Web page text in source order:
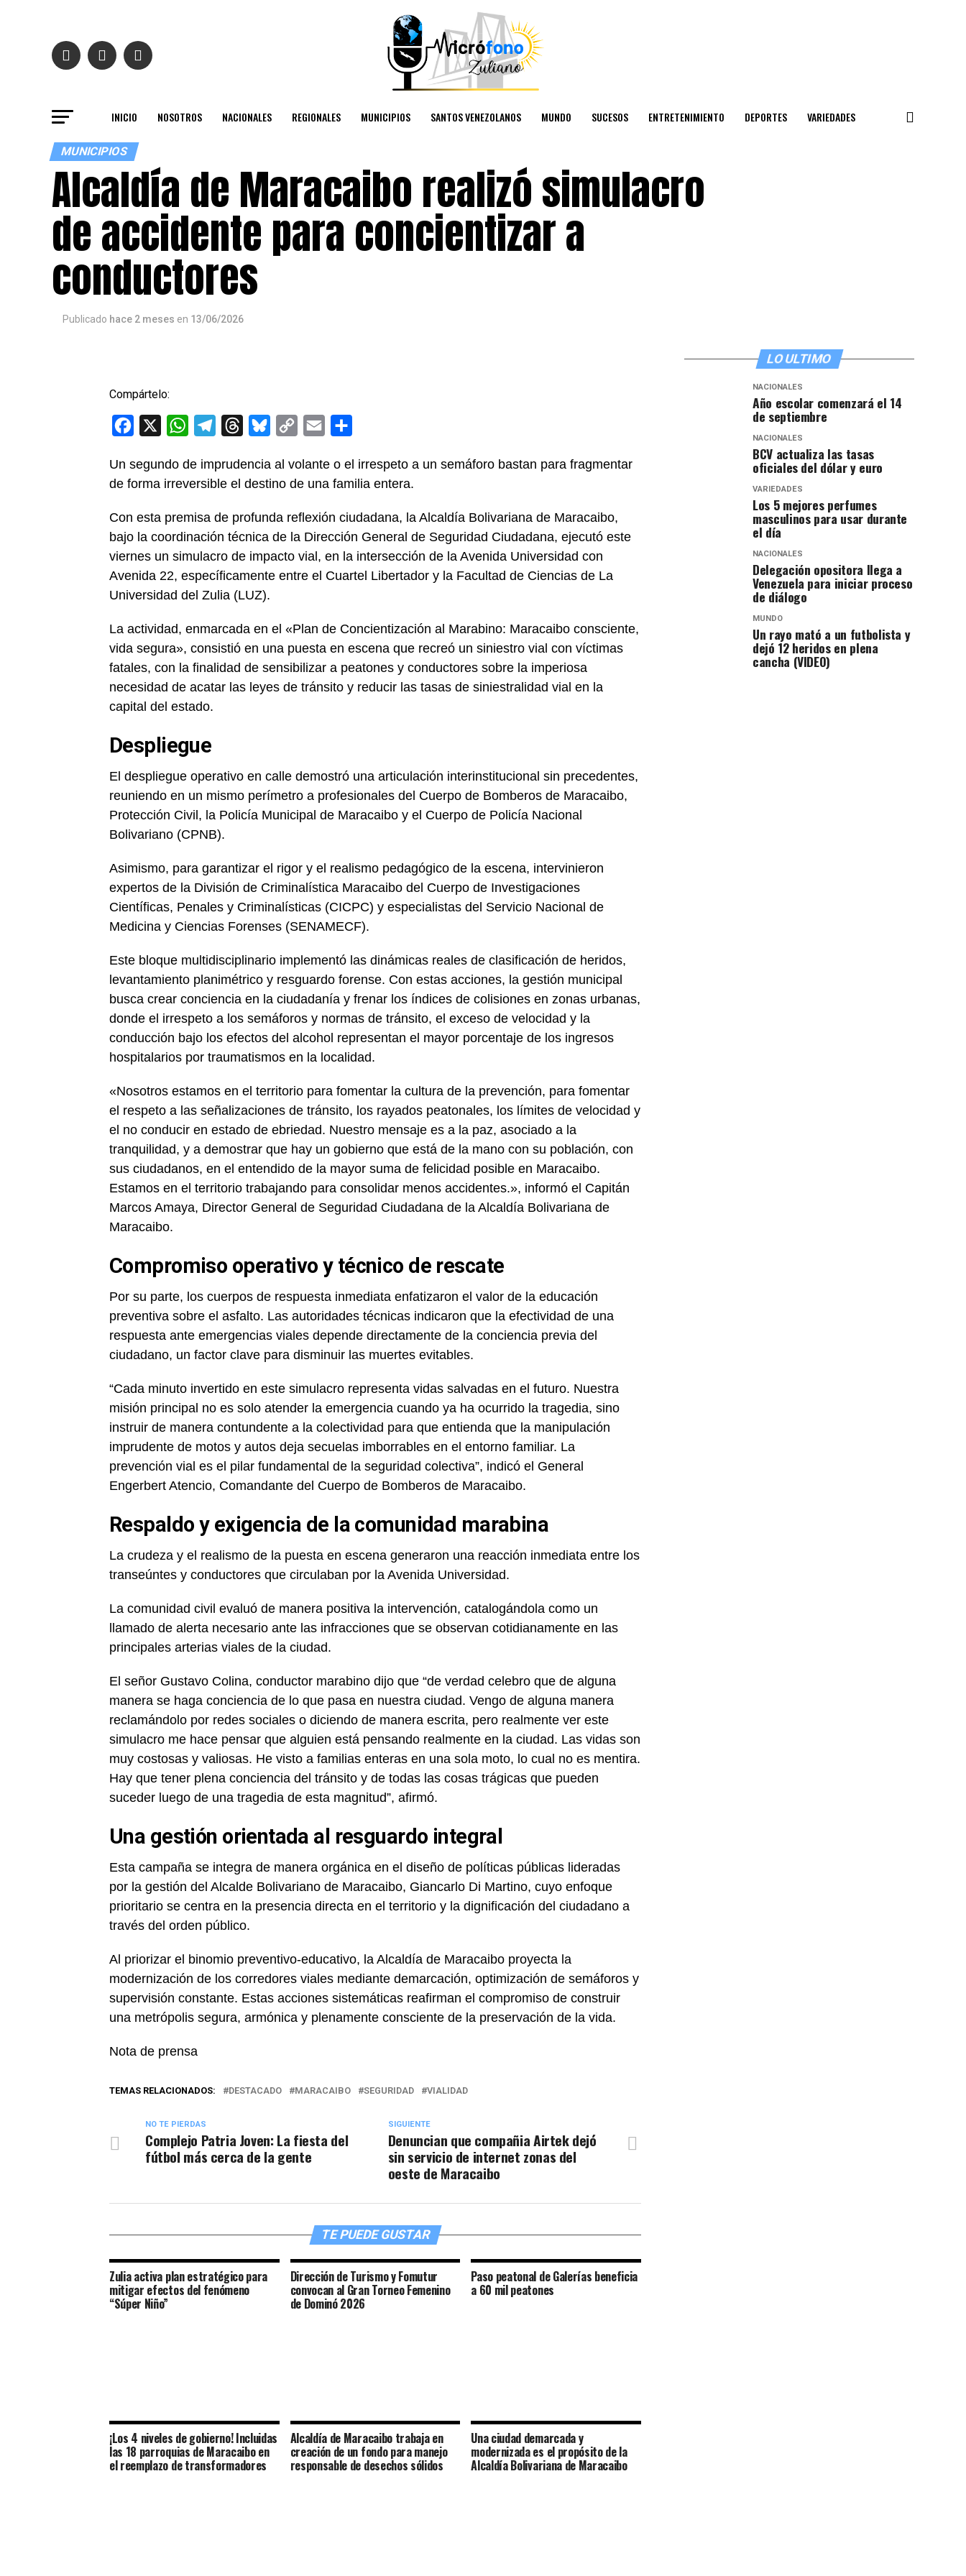
INICIO NOSOTROS NACIONALES REGIONALES MUNICIPIOS SANTOS VENEZOLANOS MUNDO SUCESOS ENTRETENIMIENTO DEPORTES VARIEDADES
MUNICIPIOS
Alcaldía de Maracaibo realizó simulacro
de accidente para concientizar a
conductores
Publicado hace 2 meses en 13/06/2026
Compártelo:
Facebook WhatsAppTelegramThreadsBlueskyCopy
Email
Un segundo de imprudencia al volante o el irrespeto a un semáforo bastan para fragmentar
de forma irreversible el destino de una familia entera.
Con esta premisa de profunda reflexión ciudadana, la Alcaldía Bolivariana de Maracaibo,
bajo la coordinación técnica de la Dirección General de Seguridad Ciudadana, ejecutó este
viernes un simulacro de impacto vial, en la intersección de la Avenida Universidad con
Avenida 22, específicamente entre el Cuartel Libertador y la Facultad de Ciencias de La
Universidad del Zulia (LUZ).
La actividad, enmarcada en el «Plan de Concientización al Marabino: Maracaibo consciente,
vida segura», consistió en una puesta en escena que recreó un siniestro vial con víctimas
fatales, con la finalidad de sensibilizar a peatones y conductores sobre la imperiosa
necesidad de acatar las leyes de tránsito y reducir las tasas de siniestralidad vial en la
capital del estado.
Despliegue
El despliegue operativo en calle demostró una articulación interinstitucional sin precedentes,
reuniendo en un mismo perímetro a profesionales del Cuerpo de Bomberos de Maracaibo,
Protección Civil, la Policía Municipal de Maracaibo y el Cuerpo de Policía Nacional
Bolivariano (CPNB).
Asimismo, para garantizar el rigor y el realismo pedagógico de la escena, intervinieron
expertos de la División de Criminalística Maracaibo del Cuerpo de Investigaciones
Científicas, Penales y Criminalísticas (CICPC) y especialistas del Servicio Nacional de
Medicina y Ciencias Forenses (SENAMECF).
Este bloque multidisciplinario implementó las dinámicas reales de clasificación de heridos,
levantamiento planimétrico y resguardo forense. Con estas acciones, la gestión municipal
busca crear conciencia en la ciudadanía y frenar los índices de colisiones en zonas urbanas,
donde el irrespeto a los semáforos y normas de tránsito, el exceso de velocidad y la
conducción bajo los efectos del alcohol representan el mayor porcentaje de los ingresos
hospitalarios por traumatismos en la localidad.
«Nosotros estamos en el territorio para fomentar la cultura de la prevención, para fomentar
el respeto a las señalizaciones de tránsito, los rayados peatonales, los límites de velocidad y
el no conducir en estado de ebriedad. Nuestro mensaje es a la paz, asociado a la
tranquilidad, y a demostrar que hay un gobierno que está de la mano con su población, con
sus ciudadanos, en el entendido de la mayor suma de felicidad posible en Maracaibo.
Estamos en el territorio trabajando para consolidar menos accidentes.», informó el Capitán
Marcos Amaya, Director General de Seguridad Ciudadana de la Alcaldía Bolivariana de
Maracaibo.
Compromiso operativo y técnico de rescate
Por su parte, los cuerpos de respuesta inmediata enfatizaron el valor de la educación
preventiva sobre el asfalto. Las autoridades técnicas indicaron que la efectividad de una
respuesta ante emergencias viales depende directamente de la conciencia previa del
ciudadano, un factor clave para disminuir las muertes evitables.
“Cada minuto invertido en este simulacro representa vidas salvadas en el futuro. Nuestra
misión principal no es solo atender la emergencia cuando ya ha ocurrido la tragedia, sino
instruir de manera contundente a la colectividad para que entienda que la manipulación
imprudente de motos y autos deja secuelas imborrables en el entorno familiar. La
prevención vial es el pilar fundamental de la seguridad colectiva”, indicó el General
Engerbert Atencio, Comandante del Cuerpo de Bomberos de Maracaibo.
Respaldo y exigencia de la comunidad marabina
La crudeza y el realismo de la puesta en escena generaron una reacción inmediata entre los
transeúntes y conductores que circulaban por la Avenida Universidad.
La comunidad civil evaluó de manera positiva la intervención, catalogándola como un
llamado de alerta necesario ante las infracciones que se observan cotidianamente en las
principales arterias viales de la ciudad.
El señor Gustavo Colina, conductor marabino dijo que “de verdad celebro que de alguna
manera se haga conciencia de lo que pasa en nuestra ciudad. Vengo de alguna manera
reclamándolo por redes sociales o diciendo de manera escrita, pero realmente ver este
simulacro me hace pensar que alguien está pensando realmente en la ciudad. Las vidas son
muy costosas y valiosas. He visto a familias enteras en una sola moto, lo cual no es mentira.
Hay que tener plena conciencia del tránsito y de todas las cosas trágicas que pueden
suceder luego de una tragedia de esta magnitud”, afirmó.
Una gestión orientada al resguardo integral
Esta campaña se integra de manera orgánica en el diseño de políticas públicas lideradas
por la gestión del Alcalde Bolivariano de Maracaibo, Giancarlo Di Martino, cuyo enfoque
prioritario se centra en la presencia directa en el territorio y la dignificación del ciudadano a
través del orden público.
Al priorizar el binomio preventivo-educativo, la Alcaldía de Maracaibo proyecta la
modernización de los corredores viales mediante demarcación, optimización de semáforos y
supervisión constante. Estas acciones sistemáticas reafirman el compromiso de construir
una metrópolis segura, armónica y plenamente consciente de la preservación de la vida.
Nota de prensa
TEMAS RELACIONADOS: DESTACADO MARACAIBO SEGURIDAD VIALIDAD
SIGUIENTE
Denuncian que compañia Airtek dejó
sin servicio de internet zonas del
oeste de Maracaibo
NO TE PIERDAS
Complejo Patria Joven: La fiesta del
fútbol más cerca de la gente
TE PUEDE GUSTAR
Zulia activa plan estratégico para
mitigar efectos del fenómeno
“Súper Niño”
Dirección de Turismo y Fomutur
convocan al Gran Torneo Femenino
de Dominó 2026
Paso peatonal de Galerías beneficia
a 60 mil peatones
¡Los 4 niveles de gobierno! Incluidas
las 18 parroquias de Maracaibo en
el reemplazo de transformadores
Alcaldía de Maracaibo trabaja en
creación de un fondo para manejo
responsable de desechos sólidos
Una ciudad demarcada y
modernizada es el propósito de la
Alcaldía Bolivariana de Maracaibo
LO ULTIMO
NACIONALES
Año escolar comenzará el 14
de septiembre
NACIONALES
BCV actualiza las tasas
oficiales del dólar y euro
VARIEDADES
Los 5 mejores perfumes
masculinos para usar durante
el día
NACIONALES
Delegación opositora llega a
Venezuela para iniciar proceso
de diálogo
MUNDO
Un rayo mató a un futbolista y
dejó 12 heridos en plena
cancha (VIDEO)